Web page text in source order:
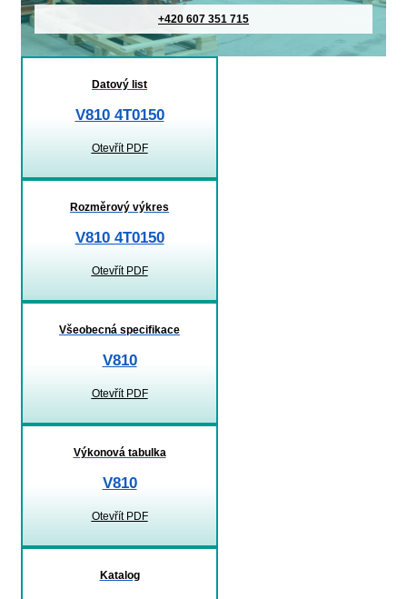
+420 607 351 715
Datový list
V810 4T0150
Otevřít PDF
Rozměrový výkres
V810 4T0150
Otevřít PDF
Všeobecná specifikace
V810
Otevřít PDF
Výkonová tabulka
V810
Otevřít PDF
Katalog